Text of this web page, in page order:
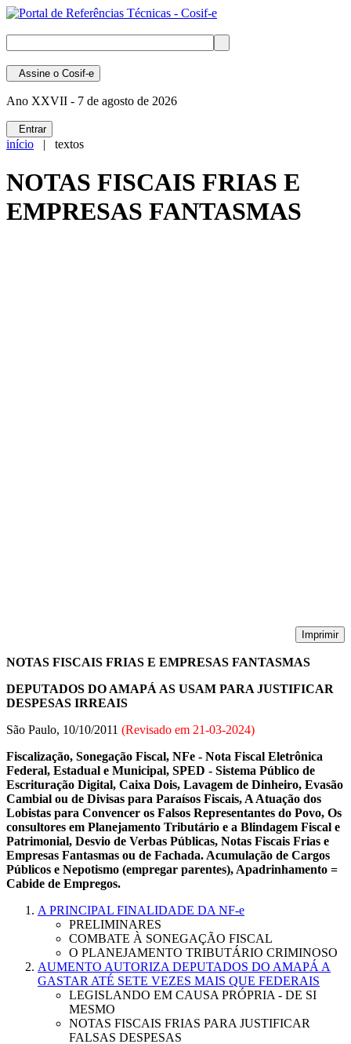
Assine o Cosif-e
Ano XXVII - 7 de agosto de 2026
Entrar
início | textos
NOTAS FISCAIS FRIAS E
EMPRESAS FANTASMAS
Imprimir
NOTAS FISCAIS FRIAS E EMPRESAS FANTASMAS
DEPUTADOS DO AMAPÁ AS USAM PARA JUSTIFICAR
DESPESAS IRREAIS
São Paulo, 10/10/2011 (Revisado em 21-03-2024)
Fiscalização, Sonegação Fiscal, NFe - Nota Fiscal Eletrônica
Federal, Estadual e Municipal, SPED - Sistema Público de
Escrituração Digital, Caixa Dois, Lavagem de Dinheiro, Evasão
Cambial ou de Divisas para Paraísos Fiscais, A Atuação dos
Lobistas para Convencer os Falsos Representantes do Povo, Os
consultores em Planejamento Tributário e a Blindagem Fiscal e
Patrimonial, Desvio de Verbas Públicas, Notas Fiscais Frias e
Empresas Fantasmas ou de Fachada. Acumulação de Cargos
Públicos e Nepotismo (empregar parentes), Apadrinhamento =
Cabide de Empregos.
A PRINCIPAL FINALIDADE DA NF-e
PRELIMINARES
COMBATE À SONEGAÇÃO FISCAL
O PLANEJAMENTO TRIBUTÁRIO CRIMINOSO
AUMENTO AUTORIZA DEPUTADOS DO AMAPÁ A
GASTAR ATÉ SETE VEZES MAIS QUE FEDERAIS
LEGISLANDO EM CAUSA PRÓPRIA - DE SI
MESMO
NOTAS FISCAIS FRIAS PARA JUSTIFICAR
FALSAS DESPESAS